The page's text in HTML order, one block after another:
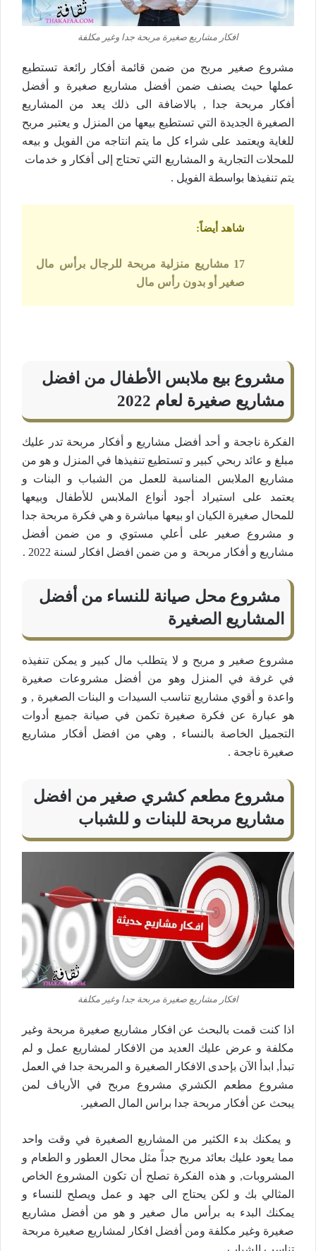
افكار مشاريع صغيرة مربحة جدا وغير مكلفة
مشروع صغير مربح من ضمن قائمة أفكار رائعة تستطيع
عملها حيث يصنف ضمن أفضل مشاريع صغيرة و أفضل
أفكار مربحة جدا , بالاضافة الى ذلك يعد من المشاريع
الصغيرة الجديدة التي تستطيع بيعها من المنزل و يعتبر مربح
للغاية ويعتمد على شراء كل ما يتم انتاجه من الفويل و بيعه
للمحلات التجارية و المشاريع التي تحتاج إلى أفكار و خدمات
يتم تنفيذها بواسطة الفويل .
شاهد أيضاً:
17 مشاريع منزلية مربحة للرجال برأس مال
صغير أو بدون رأس مال
مشروع بيع ملابس الأطفال من افضل
مشاريع صغيرة لعام 2022
الفكرة ناجحة و أحد أفضل مشاريع و أفكار مربحة تدر عليك
مبلغ و عائد ربحي كبير و تستطيع تنفيذها في المنزل و هو من
مشاريع الملابس المناسبة للعمل من الشباب و البنات و
يعتمد على استيراد أجود أنواع الملابس للأطفال وبيعها
للمحال صغيرة الكيان او بيعها مباشرة و هي فكرة مربحة جدا
و مشروع صغير على أعلي مستوي و من ضمن أفضل
مشاريع و أفكار مربحة و من ضمن افضل افكار لسنة 2022 .
مشروع محل صيانة للنساء من أفضل
المشاريع الصغيرة
مشروع صغير و مربح و لا يتطلب مال كبير و يمكن تنفيذه
في غرفة في المنزل وهو من أفضل مشروعات صغيرة
واعدة و أقوي مشاريع تناسب السيدات و البنات الصغيرة , و
هو عبارة عن فكرة صغيرة تكمن في صيانة جميع أدوات
التجميل الخاصة بالنساء , وهي من افضل أفكار مشاريع
صغيرة ناجحة .
مشروع مطعم كشري صغير من افضل
مشاريع مربحة للبنات و للشباب
افكار مشاريع صغيرة مربحة جدا وغير مكلفة
اذا كنت قمت بالبحث عن افكار مشاريع صغيرة مربحة وغير
مكلفة و عرض عليك العديد من الافكار لمشاريع عمل و لم
تبدأ, ابدأ الآن بإحدى الافكار الصغيرة و المربحة جدا في العمل
مشروع مطعم الكشري مشروع مربح في الأرياف لمن
يبحث عن أفكار مربحة جدا براس المال الصغير.
و يمكنك بدء الكثير من المشاريع الصغيرة في وقت واحد
مما يعود عليك بعائد مربح جداً مثل محال العطور و الطعام و
المشروبات, و هذه الفكرة تصلح أن تكون المشروع الخاص
المثالي بك و لكن يحتاج الى جهد و عمل ويصلح للنساء و
يمكنك البدء به برأس مال صغير و هو من أفضل مشاريع
صغيرة وغير مكلفة ومن أفضل افكار لمشاريع صغيرة مربحة